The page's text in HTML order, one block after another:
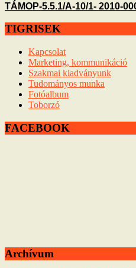
TÁMOP-5.5.1/A-10/1- 2010-
TIGRISEK
Kapcsolat
Marketing, kommunikáció
Szakmai kiadványunk
Tudományos munka
Fotóalbum
Toborzó
FACEBOOK
Archívum